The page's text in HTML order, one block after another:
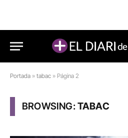
Portada » tabac » Página 2
BROWSING:TABAC